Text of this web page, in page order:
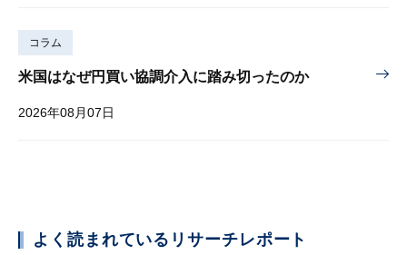
コラム
米国はなぜ円買い協調介入に踏み切ったのか
2026年08月07日
よく読まれているリサーチレポート